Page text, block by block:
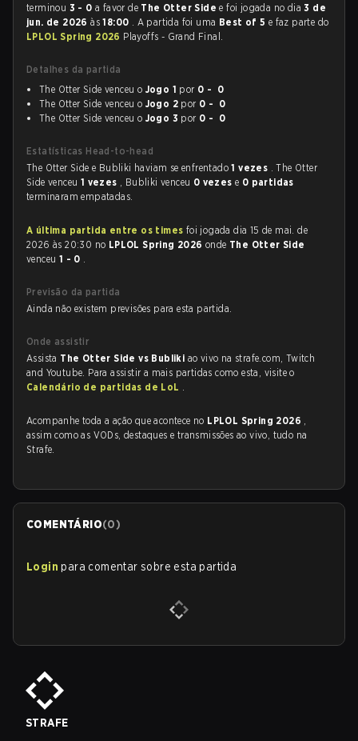
terminou 3 - 0 a favor de The Otter Sidee foi jogada no dia3 de
jun. de 2026às18:00 . A partida foi uma Best of 5 e faz parte do
LPLOL Spring 2026 Playoffs - Grand Final.
Detalhes da partida
The Otter Side venceu o Jogo 1 por 0 - 0
The Otter Side venceu o Jogo 2 por 0 - 0
The Otter Side venceu o Jogo 3 por 0 - 0
Estatísticas Head-to-head
The Otter Side e Bubliki haviam se enfrentado1 vezes . The Otter
Side venceu 1 vezes , Bubliki venceu 0 vezese 0 partidas
terminaram empatadas.
A última partida entre os times foi jogada dia 15 de mai. de
2026 às 20:30 no LPLOL Spring 2026onde The Otter Side
venceu 1 - 0 .
Previsão da partida
Ainda não existem previsões para esta partida.
Onde assistir
Assista The Otter Side vs Bubliki ao vivo na strafe.com, Twitch
and Youtube. Para assistir a mais partidas como esta, visite o
Calendário de partidas de LoL .
Acompanhe toda a ação que acontece no LPLOL Spring 2026 ,
assim como as VODs, destaques e transmissões ao vivo, tudo na
Strafe.
COMENTÁRIO(0)
Login para comentar sobre esta partida
STRAFE